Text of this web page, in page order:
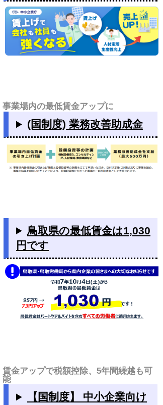
事業場内の最低賃金アップに
(国制度) 業務改善助成金
鳥取県の最低賃金は1,030
円です
賃金アップで税額控除、5年間繰越も可
能
【国制度】 中小企業向け